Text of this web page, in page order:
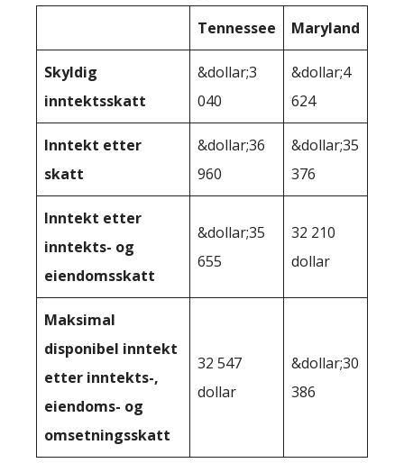
Tennessee Maryland
Skyldig
inntektsskatt
&dollar;3
040
&dollar;4
624
Inntekt etter
skatt
&dollar;36
960
&dollar;35
376
Inntekt etter
inntekts- og
eiendomsskatt
&dollar;35
655
32 210
dollar
Maksimal
disponibel inntekt
etter inntekts-,
eiendoms- og
omsetningsskatt
32 547
dollar
&dollar;30
386